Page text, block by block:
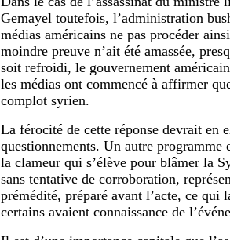
Gemayel toutefois, l’administration
médias américains ne pas procéder
moindre preuve n’ait été amassée,
soit refroidi, le gouvernement
les médias ont commencé à affirmer
complot syrien.
La férocité de cette réponse devrait en
questionnements. Un autre
la clameur qui s’élève pour blâmer la
sans tentative de corroboration,
prémédité, préparé avant l’acte, ce qui
certains avaient connaissance de